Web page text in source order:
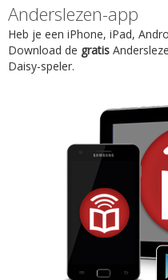
Anderslezen-app
Heb je een iPhone, iPad,
Download de gratis
Daisy-speler.